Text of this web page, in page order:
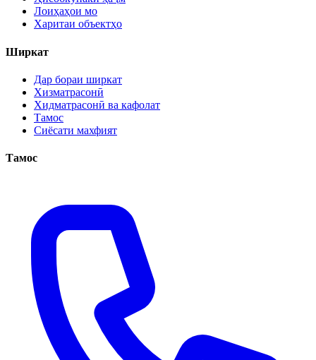
Лоиҳаҳои мо
Харитаи объектҳо
Ширкат
Дар бораи ширкат
Хизматрасонӣ
Хидматрасонӣ ва кафолат
Тамос
Сиёсати махфият
Тамос